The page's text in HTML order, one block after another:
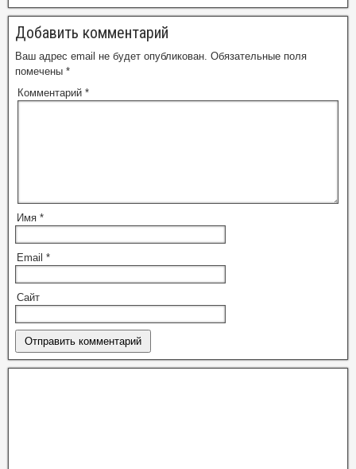
Добавить комментарий
Ваш адрес email не будет опубликован. Обязательные поля
помечены *
Комментарий *
Имя *
Email *
Сайт